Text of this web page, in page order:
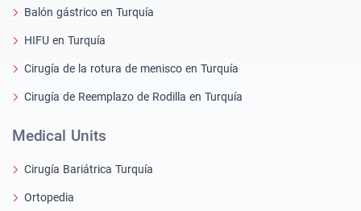
Balón gástrico en Turquía
HIFU en Turquía
Cirugía de la rotura de menisco en Turquía
Cirugía de Reemplazo de Rodilla en Turquía
Medical Units
Cirugía Bariátrica Turquía
Ortopedia